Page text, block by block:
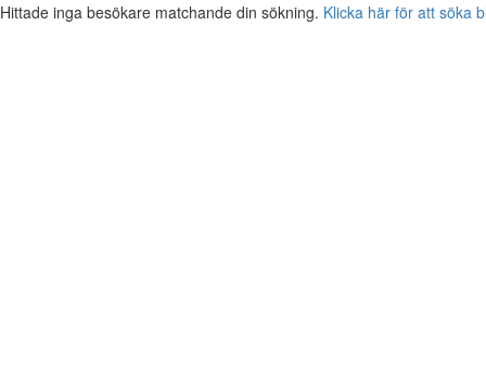
Hittade inga besökare matchande din sökning. Klicka här för att söka